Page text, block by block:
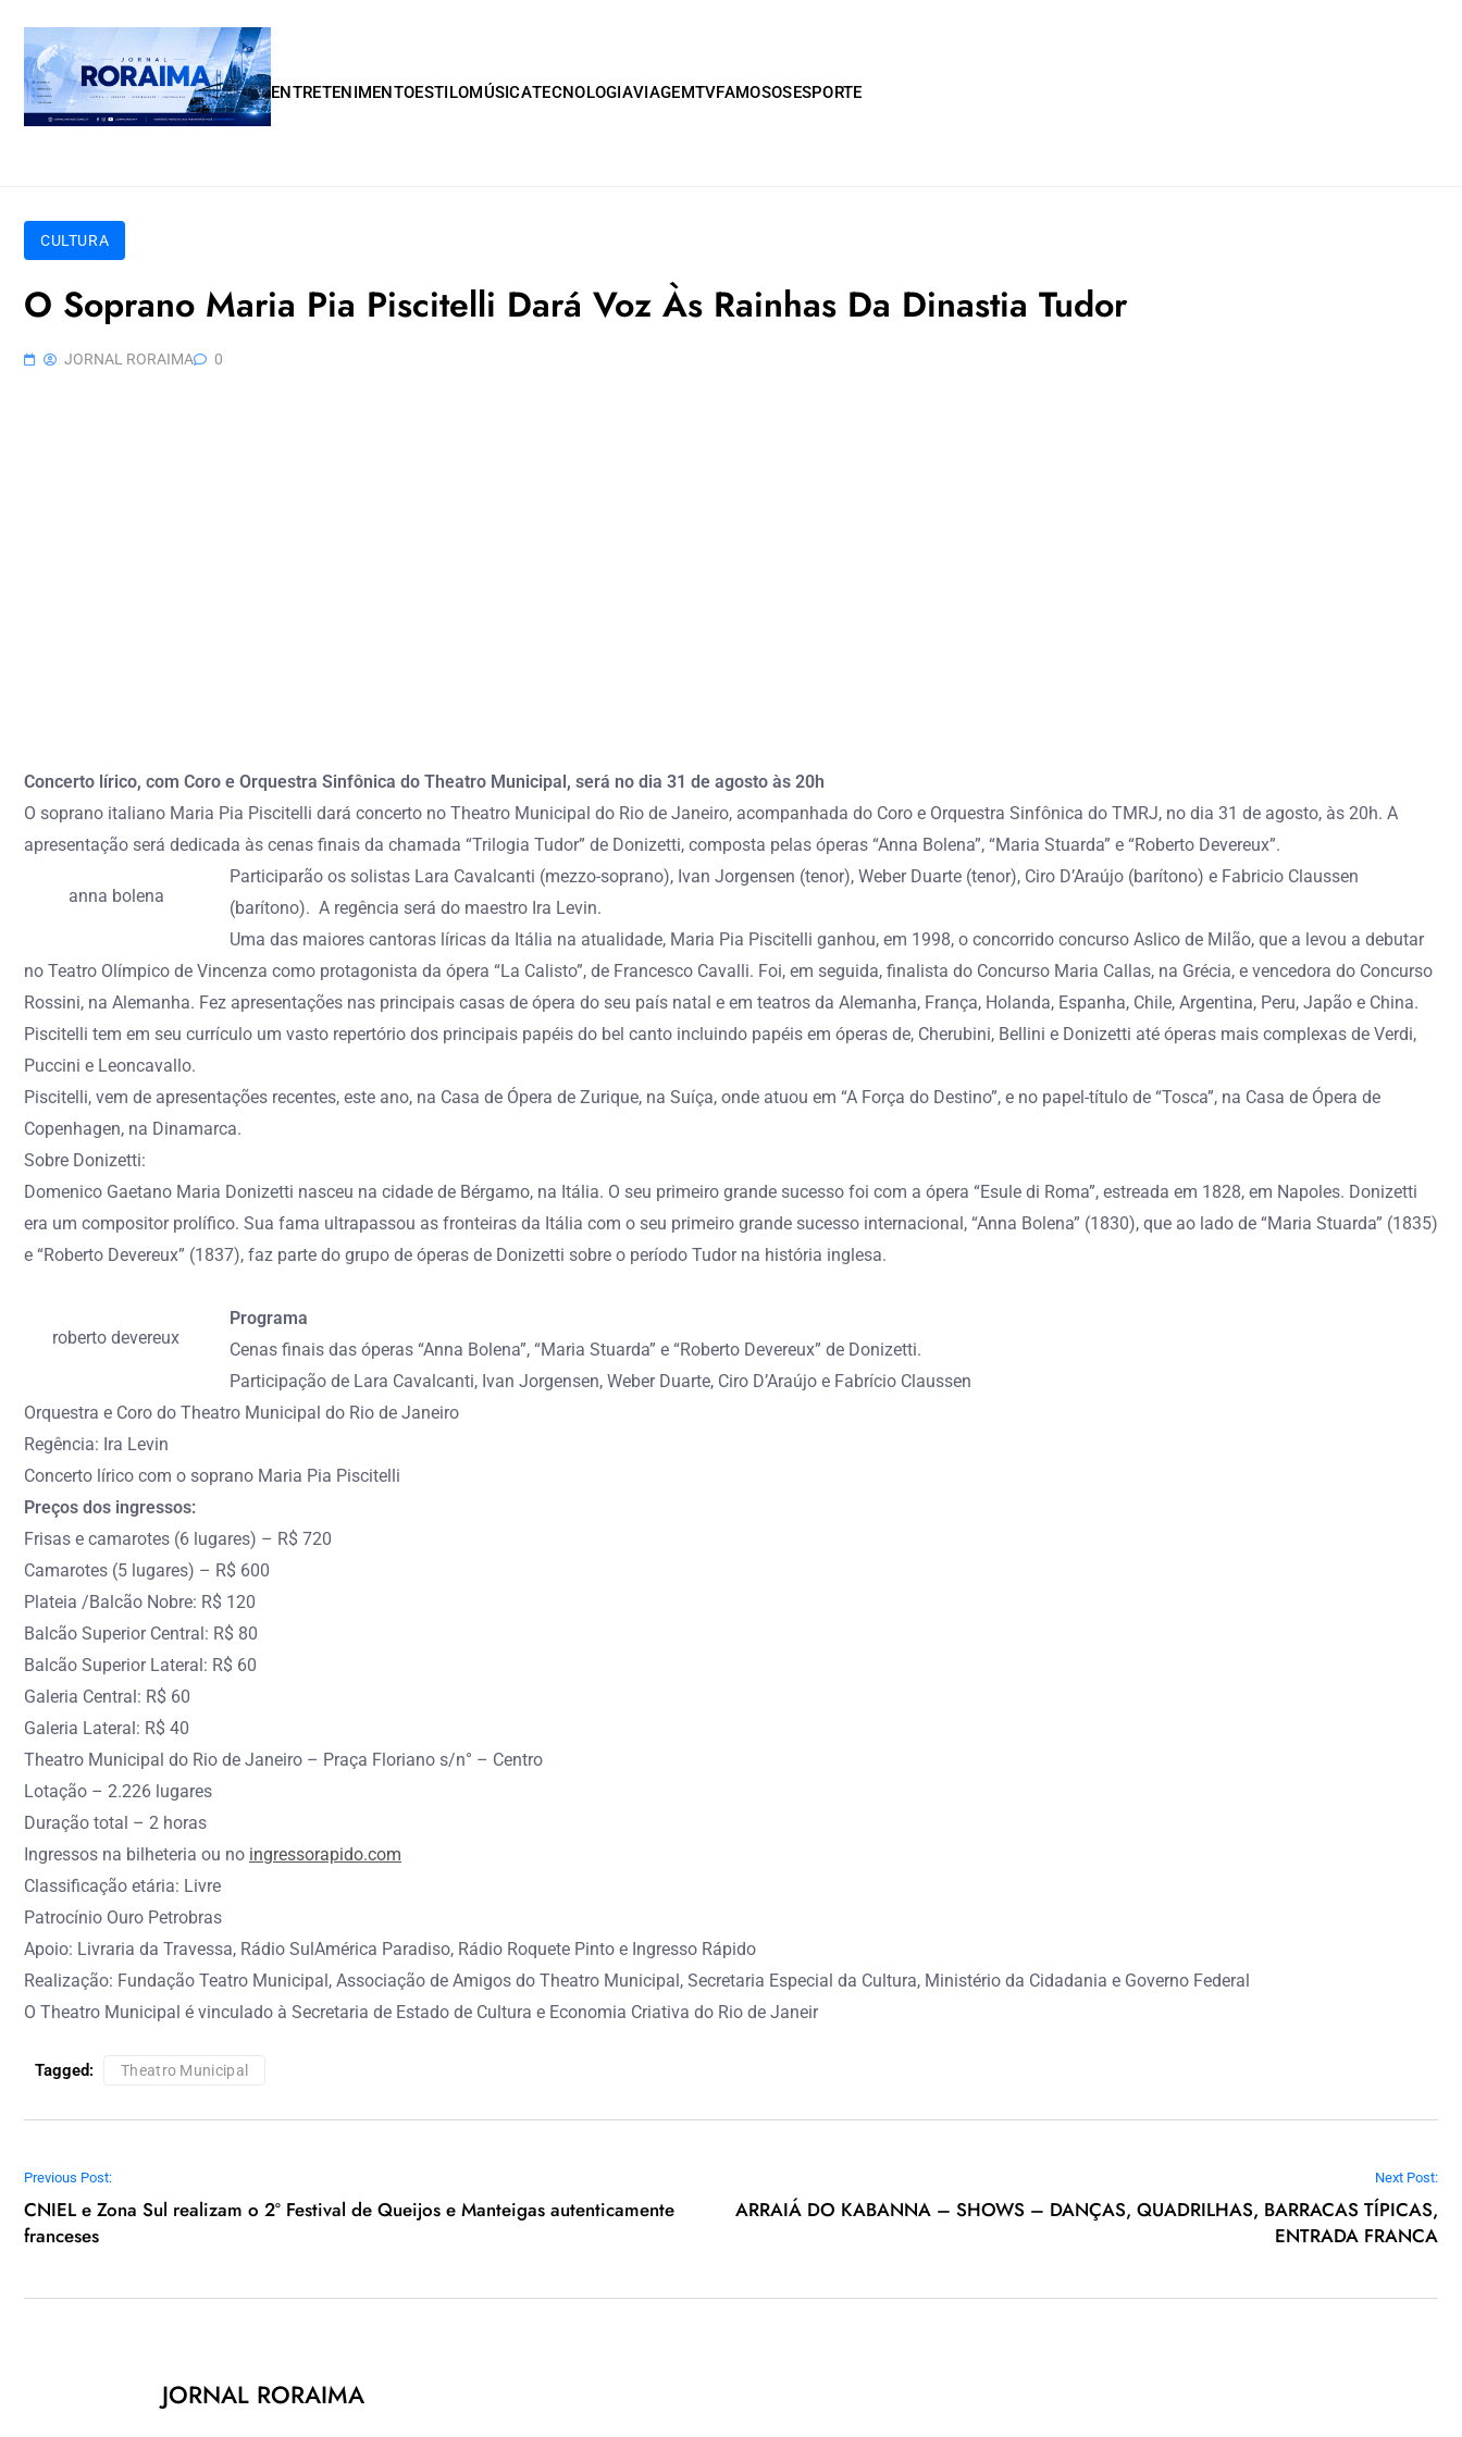
ENTRETENIMENTOESTILOMÚSICATECNOLOGIAVIAGEMTVFAMOSOS ESPORTE
CULTURA
O Soprano Maria Pia Piscitelli Dará Voz Às Rainhas Da Dinastia Tudor
JORNAL RORAIMA 0
Concerto lírico, com Coro e Orquestra Sinfônica do Theatro Municipal, será no dia 31 de agosto às 20h
O soprano italiano Maria Pia Piscitelli dará concerto no Theatro Municipal do Rio de Janeiro, acompanhada do Coro e Orquestra Sinfônica do TMRJ, no dia 31 de agosto, às 20h. A
apresentação será dedicada às cenas finais da chamada “Trilogia Tudor” de Donizetti, composta pelas óperas “Anna Bolena”, “Maria Stuarda” e “Roberto Devereux”.
anna bolena
Participarão os solistas Lara Cavalcanti (mezzo-soprano), Ivan Jorgensen (tenor), Weber Duarte (tenor), Ciro D’Araújo (barítono) e Fabricio Claussen
(barítono). A regência será do maestro Ira Levin.
Uma das maiores cantoras líricas da Itália na atualidade, Maria Pia Piscitelli ganhou, em 1998, o concorrido concurso Aslico de Milão, que a levou a debutar
no Teatro Olímpico de Vincenza como protagonista da ópera “La Calisto”, de Francesco Cavalli. Foi, em seguida, finalista do Concurso Maria Callas, na Grécia, e vencedora do Concurso
Rossini, na Alemanha. Fez apresentações nas principais casas de ópera do seu país natal e em teatros da Alemanha, França, Holanda, Espanha, Chile, Argentina, Peru, Japão e China.
Piscitelli tem em seu currículo um vasto repertório dos principais papéis do bel canto incluindo papéis em óperas de, Cherubini, Bellini e Donizetti até óperas mais complexas de Verdi,
Puccini e Leoncavallo.
Piscitelli, vem de apresentações recentes, este ano, na Casa de Ópera de Zurique, na Suíça, onde atuou em “A Força do Destino”, e no papel-título de “Tosca”, na Casa de Ópera de
Copenhagen, na Dinamarca.
Sobre Donizetti:
Domenico Gaetano Maria Donizetti nasceu na cidade de Bérgamo, na Itália. O seu primeiro grande sucesso foi com a ópera “Esule di Roma”, estreada em 1828, em Napoles. Donizetti
era um compositor prolífico. Sua fama ultrapassou as fronteiras da Itália com o seu primeiro grande sucesso internacional, “Anna Bolena” (1830), que ao lado de “Maria Stuarda” (1835)
e “Roberto Devereux” (1837), faz parte do grupo de óperas de Donizetti sobre o período Tudor na história inglesa.
roberto devereux
Programa
Cenas finais das óperas “Anna Bolena”, “Maria Stuarda” e “Roberto Devereux” de Donizetti.
Participação de Lara Cavalcanti, Ivan Jorgensen, Weber Duarte, Ciro D’Araújo e Fabrício Claussen
Orquestra e Coro do Theatro Municipal do Rio de Janeiro
Regência: Ira Levin
Concerto lírico com o soprano Maria Pia Piscitelli
Preços dos ingressos:
Frisas e camarotes (6 lugares) – R$ 720
Camarotes (5 lugares) – R$ 600
Plateia /Balcão Nobre: R$ 120
Balcão Superior Central: R$ 80
Balcão Superior Lateral: R$ 60
Galeria Central: R$ 60
Galeria Lateral: R$ 40
Theatro Municipal do Rio de Janeiro – Praça Floriano s/n° – Centro
Lotação – 2.226 lugares
Duração total – 2 horas
Ingressos na bilheteria ou no ingressorapido.com
Classificação etária: Livre
Patrocínio Ouro Petrobras
Apoio: Livraria da Travessa, Rádio SulAmérica Paradiso, Rádio Roquete Pinto e Ingresso Rápido
Realização: Fundação Teatro Municipal, Associação de Amigos do Theatro Municipal, Secretaria Especial da Cultura, Ministério da Cidadania e Governo Federal
O Theatro Municipal é vinculado à Secretaria de Estado de Cultura e Economia Criativa do Rio de Janeir
Tagged: Theatro Municipal
Navegação de Post
Previous Post:
CNIEL e Zona Sul realizam o 2º Festival de Queijos e Manteigas autenticamente
franceses
Next Post:
ARRAIÁ DO KABANNA – SHOWS – DANÇAS, QUADRILHAS, BARRACAS TÍPICAS,
ENTRADA FRANCA
JORNAL RORAIMA